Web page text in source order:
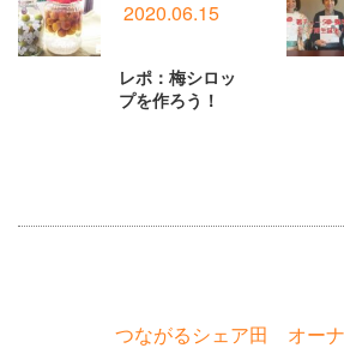
2020.06.15
レポ：梅シロッ
プを作ろう！
つながるシェア田 オーナ